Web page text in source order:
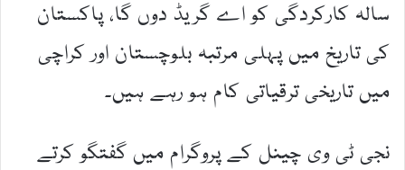
سالہ کارکردگی کو اے گریڈ دوں گا، پاکستان
کی تاریخ میں پہلی مرتبہ بلوچستان اور کراچی
میں تاریخی ترقیاتی کام ہو رہے ہیں۔
نجی ٹی وی چینل کے پروگرام میں گفتگو کرتے